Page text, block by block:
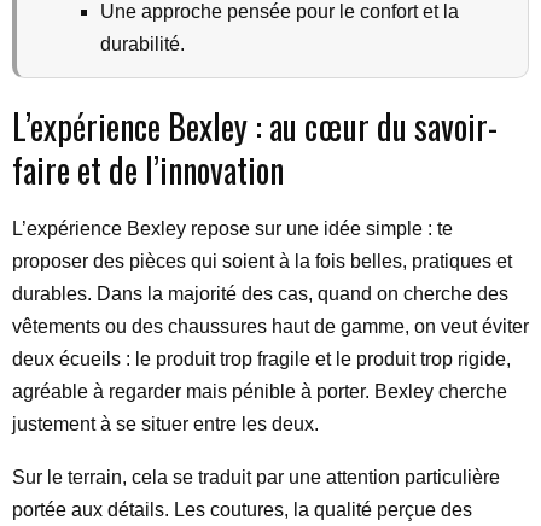
Une approche pensée pour le confort et la
durabilité.
L’expérience Bexley : au cœur du savoir-
faire et de l’innovation
L’expérience Bexley repose sur une idée simple : te
proposer des pièces qui soient à la fois belles, pratiques et
durables. Dans la majorité des cas, quand on cherche des
vêtements ou des chaussures haut de gamme, on veut éviter
deux écueils : le produit trop fragile et le produit trop rigide,
agréable à regarder mais pénible à porter. Bexley cherche
justement à se situer entre les deux.
Sur le terrain, cela se traduit par une attention particulière
portée aux détails. Les coutures, la qualité perçue des